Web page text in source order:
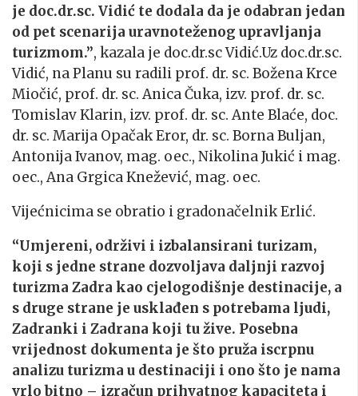
je doc.dr.sc. Vidić te dodala da je odabran jedan
od pet scenarija uravnoteženog upravljanja
turizmom.”, kazala je doc.dr.sc Vidić.Uz doc.dr.sc.
Vidić, na Planu su radili prof. dr. sc. Božena Krce
Miočić, prof. dr. sc. Anica Čuka, izv. prof. dr. sc.
Tomislav Klarin, izv. prof. dr. sc. Ante Blaće, doc.
dr. sc. Marija Opačak Eror, dr. sc. Borna Buljan,
Antonija Ivanov, mag. oec., Nikolina Jukić i mag.
oec., Ana Grgica Knežević, mag. oec.
Vijećnicima se obratio i gradonačelnik Erlić.
“Umjereni, održivi i izbalansirani turizam,
koji s jedne strane dozvoljava daljnji razvoj
turizma Zadra kao cjelogodišnje destinacije, a
s druge strane je usklađen s potrebama ljudi,
Zadranki i Zadrana koji tu žive. Posebna
vrijednost dokumenta je što pruža iscrpnu
analizu turizma u destinaciji i ono što je nama
vrlo bitno – izračun prihvatnog kapaciteta i